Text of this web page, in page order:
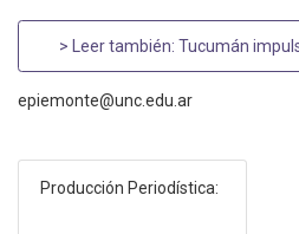
> Leer también: Tucumán
epiemonte@unc.edu.ar
Producción Periodística: